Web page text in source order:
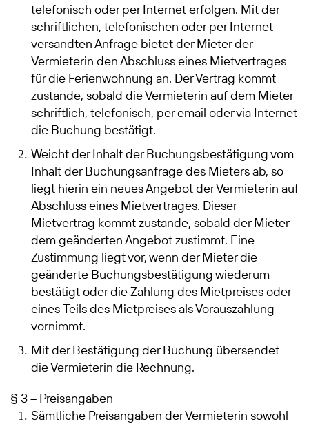
telefonisch oder per Internet erfolgen. Mit der
schriftlichen, telefonischen oder per Internet
versandten Anfrage bietet der Mieter der
Vermieterin den Abschluss eines Mietvertrages
für die Ferienwohnung an. Der Vertrag kommt
zustande, sobald die Vermieterin auf dem Mieter
schriftlich, telefonisch, per email oder via Internet
die Buchung bestätigt.
Weicht der Inhalt der Buchungsbestätigung vom
Inhalt der Buchungsanfrage des Mieters ab, so
liegt hierin ein neues Angebot der Vermieterin auf
Abschluss eines Mietvertrages. Dieser
Mietvertrag kommt zustande, sobald der Mieter
dem geänderten Angebot zustimmt. Eine
Zustimmung liegt vor, wenn der Mieter die
geänderte Buchungsbestätigung wiederum
bestätigt oder die Zahlung des Mietpreises oder
eines Teils des Mietpreises als Vorauszahlung
vornimmt.
Mit der Bestätigung der Buchung übersendet
die Vermieterin die Rechnung.
§ 3 – Preisangaben
Sämtliche Preisangaben der Vermieterin sowohl